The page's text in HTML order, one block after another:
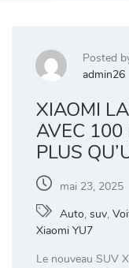
Posted
admin26
XIAOMI
AVEC 100
PLUS
mai 23, 2025
Auto, suv,
Xiaomi YU7
Le nouveau SUV